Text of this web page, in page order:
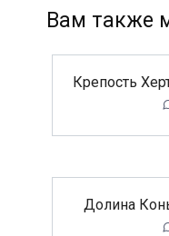
Вам также
Крепость
Долина